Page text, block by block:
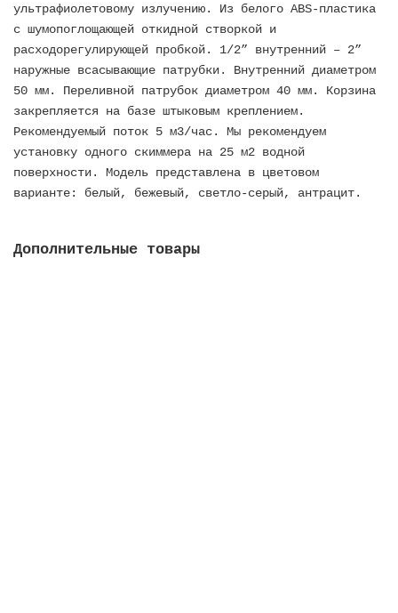
ультрафиолетовому излучению. Из белого ABS-пластика
с шумопоглощающей откидной створкой и
расходорегулирующей пробкой. 1/2” внутренний – 2”
наружные всасывающие патрубки. Внутренний диаметром
50 мм. Переливной патрубок диаметром 40 мм. Корзина
закрепляется на базе штыковым креплением.
Рекомендуемый поток 5 м3/час. Мы рекомендуем
установку одного скиммера на 25 м2 водной
поверхности. Модель представлена в цветовом
варианте: белый, бежевый, светло-серый, антрацит.
Дополнительные товары